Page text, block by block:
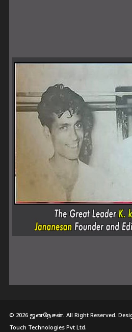
© 2026 ஜனநேசன். All Right Reserved.
Touch Technologies Pvt Ltd.